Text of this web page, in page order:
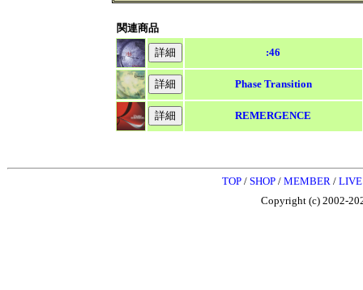
関連商品
:46
Phase Transition
REMERGENCE
TOP / SHOP / MEMBER / LIVE
Copyright (c) 2002-